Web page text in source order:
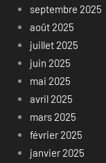
septembre 2025
août 2025
juillet 2025
juin 2025
mai 2025
avril 2025
mars 2025
février 2025
janvier 2025